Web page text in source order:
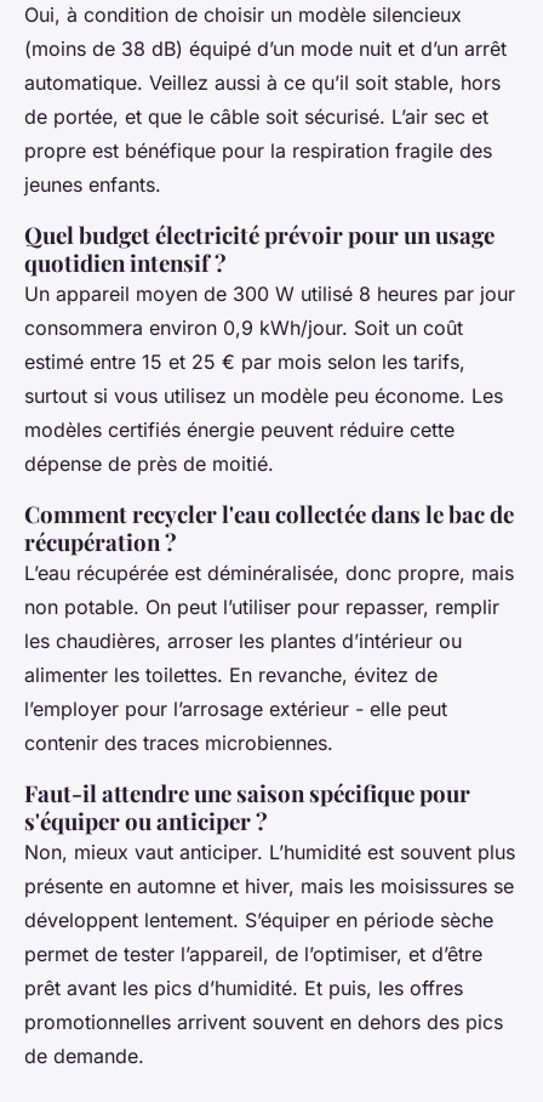
Oui, à condition de choisir un modèle silencieux
(moins de 38 dB) équipé d’un mode nuit et d’un arrêt
automatique. Veillez aussi à ce qu’il soit stable, hors
de portée, et que le câble soit sécurisé. L’air sec et
propre est bénéfique pour la respiration fragile des
jeunes enfants.
Quel budget électricité prévoir pour un usage
quotidien intensif ?
Un appareil moyen de 300 W utilisé 8 heures par jour
consommera environ 0,9 kWh/jour. Soit un coût
estimé entre 15 et 25 € par mois selon les tarifs,
surtout si vous utilisez un modèle peu économe. Les
modèles certifiés énergie peuvent réduire cette
dépense de près de moitié.
Comment recycler l'eau collectée dans le bac de
récupération ?
L’eau récupérée est déminéralisée, donc propre, mais
non potable. On peut l’utiliser pour repasser, remplir
les chaudières, arroser les plantes d’intérieur ou
alimenter les toilettes. En revanche, évitez de
l’employer pour l’arrosage extérieur - elle peut
contenir des traces microbiennes.
Faut-il attendre une saison spécifique pour
s'équiper ou anticiper ?
Non, mieux vaut anticiper. L’humidité est souvent plus
présente en automne et hiver, mais les moisissures se
développent lentement. S’équiper en période sèche
permet de tester l’appareil, de l’optimiser, et d’être
prêt avant les pics d’humidité. Et puis, les offres
promotionnelles arrivent souvent en dehors des pics
de demande.